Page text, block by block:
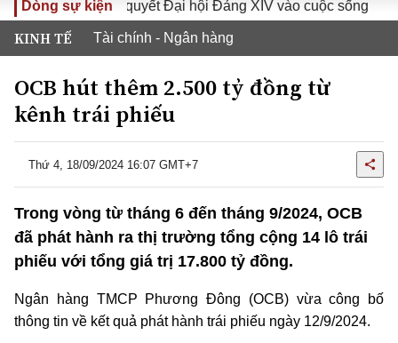
Dòng sự kiện
Đưa Nghị quyết Đại hội Đảng XIV vào cuộc sống
KINH TẾ Tài chính - Ngân hàng
OCB hút thêm 2.500 tỷ đồng từ
kênh trái phiếu
Thứ 4, 18/09/2024 16:07 GMT+7
Trong vòng từ tháng 6 đến tháng 9/2024, OCB
đã phát hành ra thị trường tổng cộng 14 lô trái
phiếu với tổng giá trị 17.800 tỷ đồng.
Ngân hàng TMCP Phương Đông (OCB) vừa công bố
thông tin về kết quả phát hành trái phiếu ngày 12/9/2024.